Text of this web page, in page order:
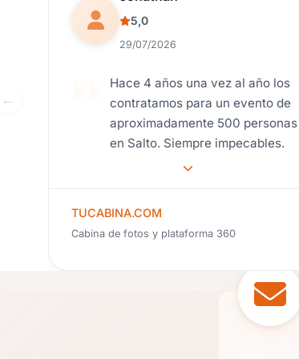
5,0
29/07/2026
Hace 4 años una vez al año los
contratamos para un evento de
aproximadamente 500 personas
en Salto. Siempre impecables.
TUCABINA.COM
Cabina de fotos y plataforma 360